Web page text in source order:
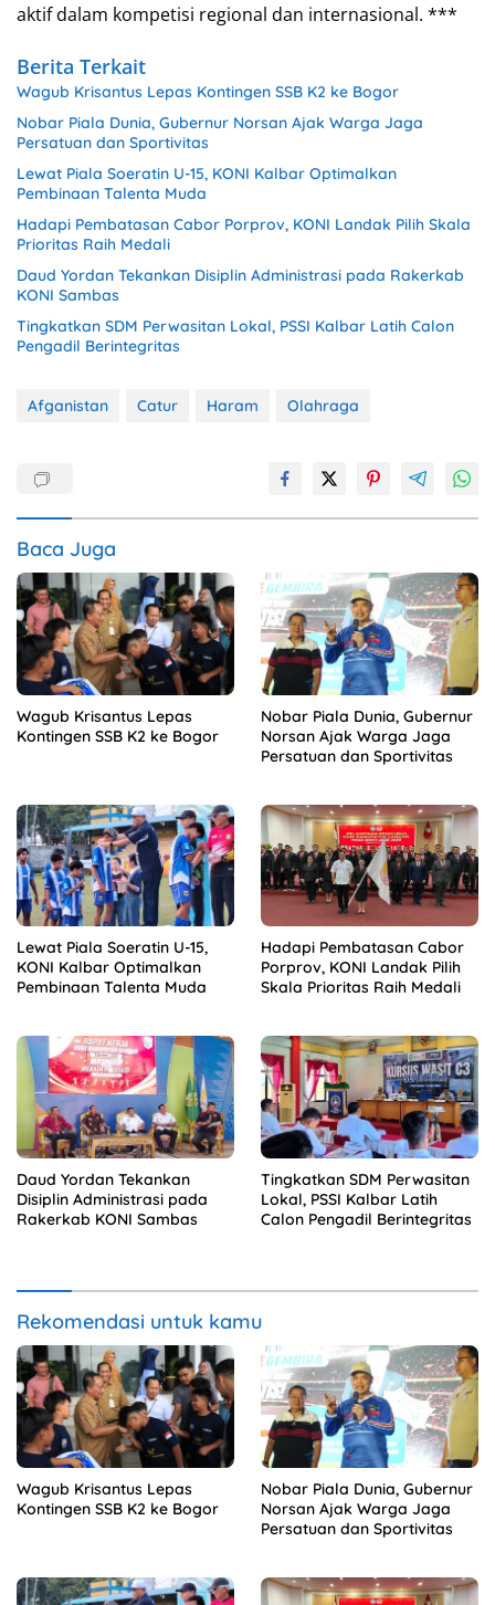
aktif dalam kompetisi regional dan internasional. ***
Berita Terkait
Wagub Krisantus Lepas Kontingen SSB K2 ke Bogor
Nobar Piala Dunia, Gubernur Norsan Ajak Warga Jaga
Persatuan dan Sportivitas
Lewat Piala Soeratin U-15, KONI Kalbar Optimalkan
Pembinaan Talenta Muda
Hadapi Pembatasan Cabor Porprov, KONI Landak Pilih Skala
Prioritas Raih Medali
Daud Yordan Tekankan Disiplin Administrasi pada Rakerkab
KONI Sambas
Tingkatkan SDM Perwasitan Lokal, PSSI Kalbar Latih Calon
Pengadil Berintegritas
Afganistan Catur Haram Olahraga
Baca Juga
Wagub Krisantus Lepas
Kontingen SSB K2 ke Bogor
Nobar Piala Dunia, Gubernur
Norsan Ajak Warga Jaga
Persatuan dan Sportivitas
Lewat Piala Soeratin U-15,
KONI Kalbar Optimalkan
Pembinaan Talenta Muda
Hadapi Pembatasan Cabor
Porprov, KONI Landak Pilih
Skala Prioritas Raih Medali
Daud Yordan Tekankan
Disiplin Administrasi pada
Rakerkab KONI Sambas
Tingkatkan SDM Perwasitan
Lokal, PSSI Kalbar Latih
Calon Pengadil Berintegritas
Rekomendasi untuk kamu
Wagub Krisantus Lepas
Kontingen SSB K2 ke Bogor
Nobar Piala Dunia, Gubernur
Norsan Ajak Warga Jaga
Persatuan dan Sportivitas